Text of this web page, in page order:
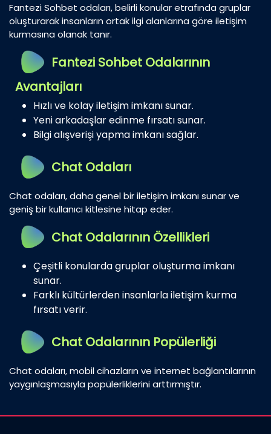
Fantezi Sohbet odaları, belirli konular etrafında gruplar
oluşturarak insanların ortak ilgi alanlarına göre iletişim
kurmasına olanak tanır.
Fantezi Sohbet Odalarının
Avantajları
Hızlı ve kolay iletişim imkanı sunar.
Yeni arkadaşlar edinme fırsatı sunar.
Bilgi alışverişi yapma imkanı sağlar.
Chat Odaları
Chat odaları, daha genel bir iletişim imkanı sunar ve
geniş bir kullanıcı kitlesine hitap eder.
Chat Odalarının Özellikleri
Çeşitli konularda gruplar oluşturma imkanı
sunar.
Farklı kültürlerden insanlarla iletişim kurma
fırsatı verir.
Chat Odalarının Popülerliği
Chat odaları, mobil cihazların ve internet bağlantılarının
yaygınlaşmasıyla popülerliklerini arttırmıştır.